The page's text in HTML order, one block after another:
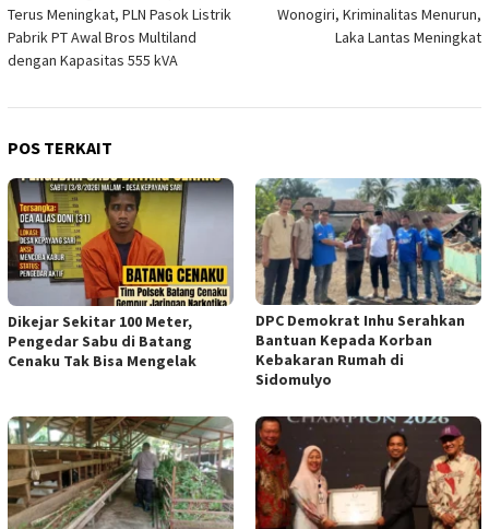
Terus Meningkat, PLN Pasok Listrik
Pabrik PT Awal Bros Multiland
dengan Kapasitas 555 kVA
Wonogiri, Kriminalitas Menurun,
Laka Lantas Meningkat
POS TERKAIT
Dikejar Sekitar 100 Meter,
Pengedar Sabu di Batang
Cenaku Tak Bisa Mengelak
DPC Demokrat Inhu Serahkan
Bantuan Kepada Korban
Kebakaran Rumah di
Sidomulyo